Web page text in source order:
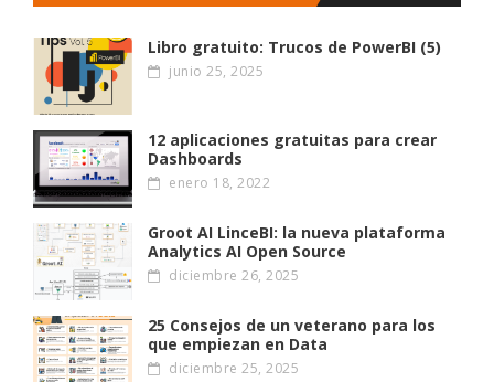
Libro gratuito: Trucos de PowerBI (5)
junio 25, 2025
12 aplicaciones gratuitas para crear
Dashboards
enero 18, 2022
Groot AI LinceBI: la nueva plataforma
Analytics AI Open Source
diciembre 26, 2025
25 Consejos de un veterano para los
que empiezan en Data
diciembre 25, 2025